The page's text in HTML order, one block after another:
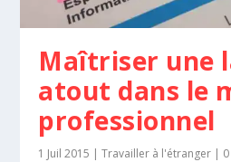
Maîtriser une
atout dans le
professionnel
1 Juil 2015 |Travailler à l'étranger |